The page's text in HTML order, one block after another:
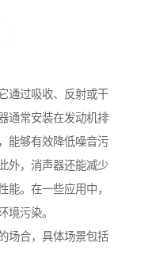
通过吸收、反射或干
通常安装在发动机排
能够有效降低噪音污
外，消声器还能减少
能。在一些应用中，
境污染。
场合，具体场景包括